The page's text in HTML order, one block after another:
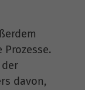
davon,